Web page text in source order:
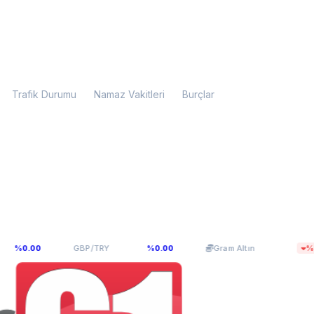
Trafik Durumu Namaz Vakitleri Burçlar
GBP/TRY63,965 %0.00 Gram Altın6.010,86 %0.35